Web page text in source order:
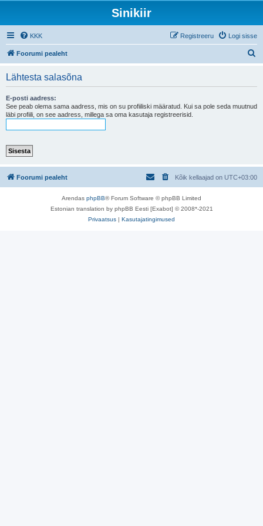
Sinikiir
KKK Logi sisse
Registreeru
Foorumi pealeht
Lähtesta salasõna
E-posti aadress:
See peab olema sama aadress, mis on su profiiliski määratud. Kui sa pole seda muutnud
läbi profiili, on see aadress, millega sa oma kasutaja registreerisid.
Foorumi pealeht Kõik kellaajad on UTC+03:00
Arendas phpBB® Forum Software © phpBB Limited
Estonian translation by phpBB Eesti [Exabot] © 2008*-2021
Privaatsus | Kasutajatingimused